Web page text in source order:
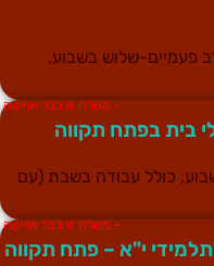
פעמיים-שלוש בשבוע,
– משרה זו כבר אויישה
בית בפתח תקווה
וערב, 6 ימים בשבוע, כולל עבודה בשבת (עם
– משרה זו כבר אויישה
י"א – פתח תקווה